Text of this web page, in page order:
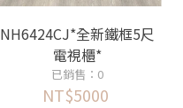
NH6424CJ*全新鐵框5尺
電視櫃*
已銷售：0
NT$5000